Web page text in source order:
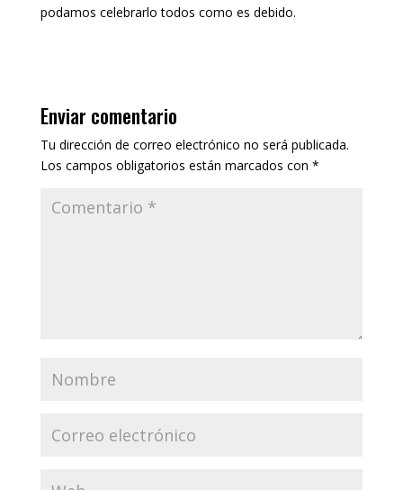
podamos celebrarlo todos como es debido.
Enviar comentario
Tu dirección de correo electrónico no será publicada.
Los campos obligatorios están marcados con *